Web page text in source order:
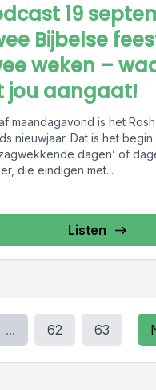
19
Bijbelse
weken –
jou aangaat!
maandagavond is het Rosh
nieuwjaar. Dat is het
dagen’ of
die eindigen met...
Listen
... 62 63